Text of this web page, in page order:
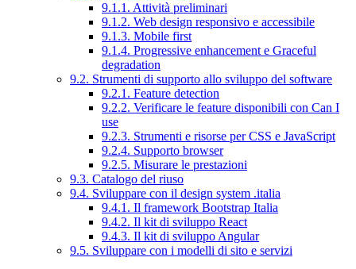
9.1.1. Attività preliminari
9.1.2. Web design responsivo e accessibile
9.1.3. Mobile first
9.1.4. Progressive enhancement e Graceful
degradation
9.2. Strumenti di supporto allo sviluppo del software
9.2.1. Feature detection
9.2.2. Verificare le feature disponibili con Can I
use
9.2.3. Strumenti e risorse per CSS e JavaScript
9.2.4. Supporto browser
9.2.5. Misurare le prestazioni
9.3. Catalogo del riuso
9.4. Sviluppare con il design system .italia
9.4.1. Il framework Bootstrap Italia
9.4.2. Il kit di sviluppo React
9.4.3. Il kit di sviluppo Angular
9.5. Sviluppare con i modelli di sito e servizi